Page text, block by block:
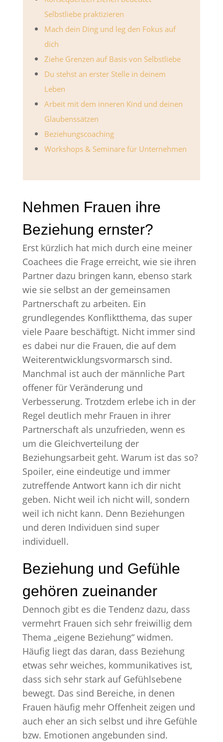
Selbstliebe praktizieren
Mach dein Ding und leg den Fokus auf
dich
Ziehe Grenzen auf Basis von Selbstliebe
Du stehst an erster Stelle in deinem
Leben
Arbeit mit dem inneren Kind und deinen
Glaubenssätzen
Beziehungscoaching
Workshops & Seminare für Unternehmen
Nehmen Frauen ihre
Beziehung ernster?
Erst kürzlich hat mich durch eine meiner
Coachees die Frage erreicht, wie sie ihren
Partner dazu bringen kann, ebenso stark
wie sie selbst an der gemeinsamen
Partnerschaft zu arbeiten. Ein
grundlegendes Konfliktthema, das super
viele Paare beschäftigt. Nicht immer sind
es dabei nur die Frauen, die auf dem
Weiterentwicklungsvormarsch sind.
Manchmal ist auch der männliche Part
offener für Veränderung und
Verbesserung. Trotzdem erlebe ich in der
Regel deutlich mehr Frauen in ihrer
Partnerschaft als unzufrieden, wenn es
um die Gleichverteilung der
Beziehungsarbeit geht. Warum ist das so?
Spoiler, eine eindeutige und immer
zutreffende Antwort kann ich dir nicht
geben. Nicht weil ich nicht will, sondern
weil ich nicht kann. Denn Beziehungen
und deren Individuen sind super
individuell.
Beziehung und Gefühle
gehören zueinander
Dennoch gibt es die Tendenz dazu, dass
vermehrt Frauen sich sehr freiwillig dem
Thema „eigene Beziehung“ widmen.
Häufig liegt das daran, dass Beziehung
etwas sehr weiches, kommunikatives ist,
dass sich sehr stark auf Gefühlsebene
bewegt. Das sind Bereiche, in denen
Frauen häufig mehr Offenheit zeigen und
auch eher an sich selbst und ihre Gefühle
bzw. Emotionen angebunden sind.